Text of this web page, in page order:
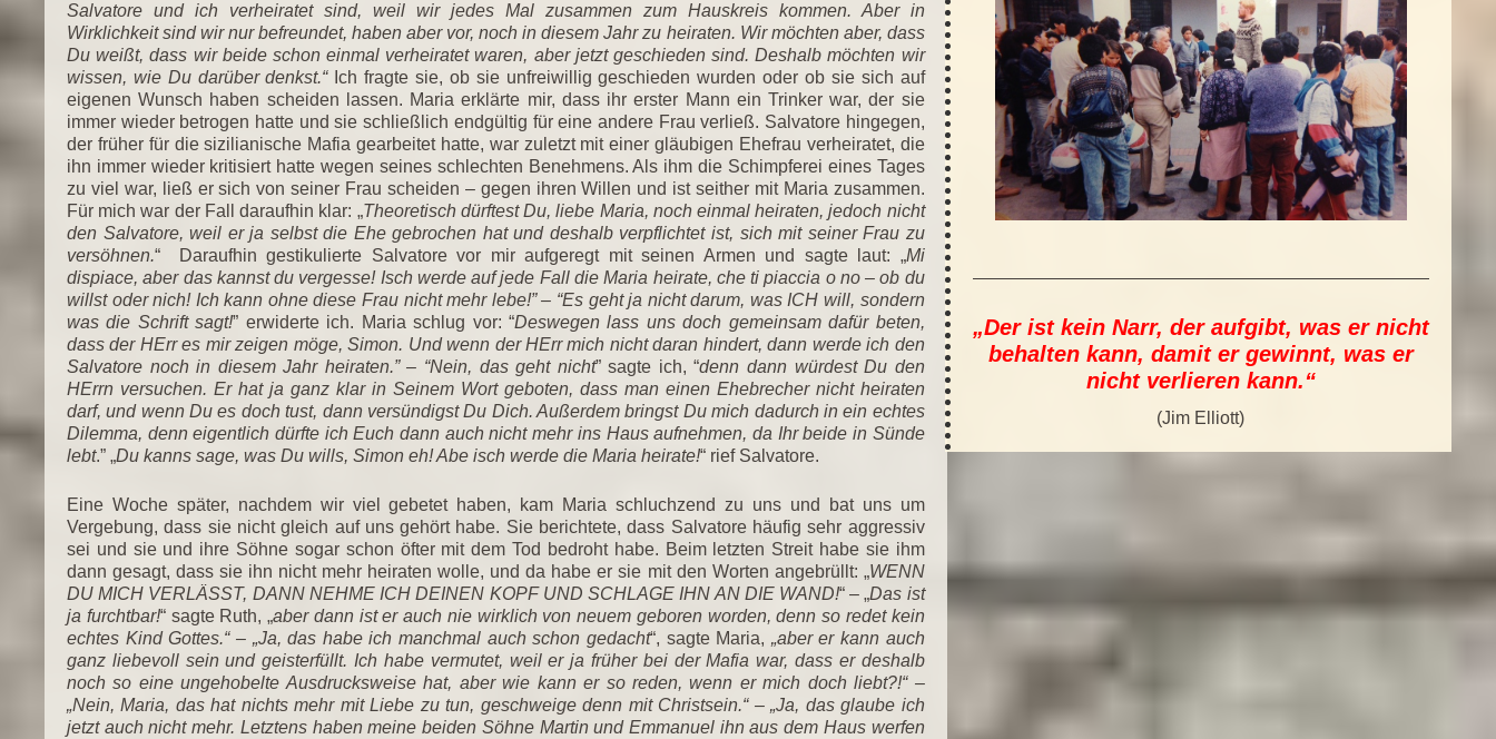
Salvatore und ich verheiratet sind, weil wir jedes Mal zusammen zum Hauskreis kommen. Aber in
Wirklichkeit sind wir nur befreundet, haben aber vor, noch in diesem Jahr zu heiraten. Wir möchten aber, dass
Du weißt, dass wir beide schon einmal verheiratet waren, aber jetzt geschieden sind. Deshalb möchten wir
wissen, wie Du darüber denkst.“ Ich fragte sie, ob sie unfreiwillig geschieden wurden oder ob sie sich auf
eigenen Wunsch haben scheiden lassen. Maria erklärte mir, dass ihr erster Mann ein Trinker war, der sie
immer wieder betrogen hatte und sie schließlich endgültig für eine andere Frau verließ. Salvatore hingegen,
der früher für die sizilianische Mafia gearbeitet hatte, war zuletzt mit einer gläubigen Ehefrau verheiratet, die
ihn immer wieder kritisiert hatte wegen seines schlechten Benehmens. Als ihm die Schimpferei eines Tages
zu viel war, ließ er sich von seiner Frau scheiden – gegen ihren Willen und ist seither mit Maria zusammen.
Für mich war der Fall daraufhin klar: „Theoretisch dürftest Du, liebe Maria, noch einmal heiraten, jedoch nicht
den Salvatore, weil er ja selbst die Ehe gebrochen hat und deshalb verpflichtet ist, sich mit seiner Frau zu
versöhnen.“ Daraufhin gestikulierte Salvatore vor mir aufgeregt mit seinen Armen und sagte laut: „Mi
dispiace, aber das kannst du vergesse! Isch werde auf jede Fall die Maria heirate, che ti piaccia o no – ob du
willst oder nich! Ich kann ohne diese Frau nicht mehr lebe!” – “Es geht ja nicht darum, was ICH will, sondern
was die Schrift sagt!” erwiderte ich. Maria schlug vor: “Deswegen lass uns doch gemeinsam dafür beten,
dass der HErr es mir zeigen möge, Simon. Und wenn der HErr mich nicht daran hindert, dann werde ich den
Salvatore noch in diesem Jahr heiraten.” – “Nein, das geht nicht” sagte ich, “denn dann würdest Du den
HErrn versuchen. Er hat ja ganz klar in Seinem Wort geboten, dass man einen Ehebrecher nicht heiraten
darf, und wenn Du es doch tust, dann versündigst Du Dich. Außerdem bringst Du mich dadurch in ein echtes
Dilemma, denn eigentlich dürfte ich Euch dann auch nicht mehr ins Haus aufnehmen, da Ihr beide in Sünde
lebt.” „Du kanns sage, was Du wills, Simon eh! Abe isch werde die Maria heirate!“ rief Salvatore.
Eine Woche später, nachdem wir viel gebetet haben, kam Maria schluchzend zu uns und bat uns um
Vergebung, dass sie nicht gleich auf uns gehört habe. Sie berichtete, dass Salvatore häufig sehr aggressiv
sei und sie und ihre Söhne sogar schon öfter mit dem Tod bedroht habe. Beim letzten Streit habe sie ihm
dann gesagt, dass sie ihn nicht mehr heiraten wolle, und da habe er sie mit den Worten angebrüllt: „WENN
DU MICH VERLÄSST, DANN NEHME ICH DEINEN KOPF UND SCHLAGE IHN AN DIE WAND!“ – „Das ist
ja furchtbar!“ sagte Ruth, „aber dann ist er auch nie wirklich von neuem geboren worden, denn so redet kein
echtes Kind Gottes.“ – „Ja, das habe ich manchmal auch schon gedacht“, sagte Maria, „aber er kann auch
ganz liebevoll sein und geisterfüllt. Ich habe vermutet, weil er ja früher bei der Mafia war, dass er deshalb
noch so eine ungehobelte Ausdrucksweise hat, aber wie kann er so reden, wenn er mich doch liebt?!“ –
„Nein, Maria, das hat nichts mehr mit Liebe zu tun, geschweige denn mit Christsein.“ – „Ja, das glaube ich
jetzt auch nicht mehr. Letztens haben meine beiden Söhne Martin und Emmanuel ihn aus dem Haus werfen
„Der ist kein Narr, der aufgibt, was er nicht
behalten kann, damit er gewinnt, was er
nicht verlieren kann.“
(Jim Elliott)